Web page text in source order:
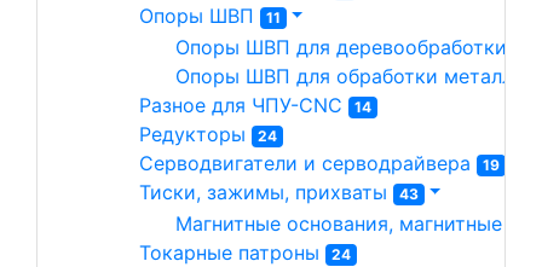
Опоры ШВП 11
Опоры ШВП для деревообработки
Опоры ШВП для обработки
Разное для ЧПУ-CNC
14
Редукторы 24
Серводвигатели и серводрайвера 19
Тиски, зажимы, прихваты 43
Магнитные основания, магнитные
Токарные патроны
24